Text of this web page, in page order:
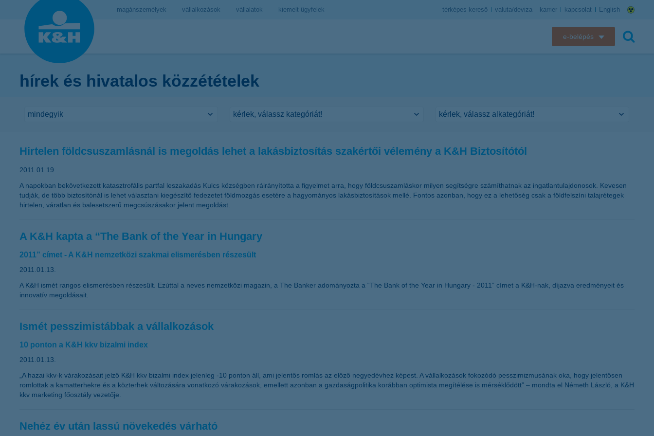
magánszemélyek vállalkozások vállalatok kiemelt ügyfelek térképes kereső valuta/deviza karrier kapcsolat English
e-belépés
hírek és hivatalos közzétételek
Hirtelen földcsuszamlásnál is megoldás lehet a lakásbiztosítás szakértői vélemény a K&H Biztosítótól
2011.01.19.
A napokban bekövetkezett katasztrofális partfal leszakadás Kulcs községben ráirányította a figyelmet arra, hogy földcsuszamláskor milyen segítségre számíthatnak az ingatlantulajdonosok. Kevesen
tudják, de több biztosítónál is lehet választani kiegészítő fedezetet földmozgás esetére a hagyományos lakásbiztosítások mellé. Fontos azonban, hogy ez a lehetőség csak a földfelszíni talajrétegek
hirtelen, váratlan és balesetszerű megcsúszásakor jelent megoldást.
A K&H kapta a “The Bank of the Year in Hungary
2011” címet - A K&H nemzetközi szakmai elismerésben részesült
2011.01.13.
A K&H ismét rangos elismerésben részesült. Ezúttal a neves nemzetközi magazin, a The Banker adományozta a “The Bank of the Year in Hungary - 2011” címet a K&H-nak, díjazva eredményeit és
innovatív megoldásait.
Ismét pesszimistábbak a vállalkozások
10 ponton a K&H kkv bizalmi index
2011.01.13.
„A hazai kkv-k várakozásait jelző K&H kkv bizalmi index jelenleg -10 ponton áll, ami jelentős romlás az előző negyedévhez képest. A vállalkozások fokozódó pesszimizmusának oka, hogy jelentősen
romlottak a kamatterhekre és a közterhek változására vonatkozó várakozások, emellett azonban a gazdaságpolitika korábban optimista megítélése is mérséklődött” – mondta el Németh László, a K&H
kkv marketing főosztály vezetője.
Nehéz év után lassú növekedés várható